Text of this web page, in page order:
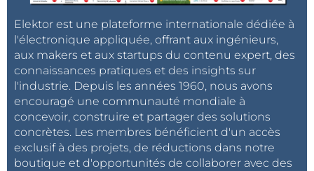
Elektor est une plateforme internationale dédiée à
l'électronique appliquée, offrant aux ingénieurs,
aux makers et aux startups du contenu expert, des
connaissances pratiques et des insights sur
l'industrie. Depuis les années 1960, nous avons
encouragé une communauté mondiale à
concevoir, construire et partager des solutions
concrètes. Les membres bénéficient d'un accès
exclusif à des projets, de réductions dans notre
boutique et d'opportunités de collaborer avec des